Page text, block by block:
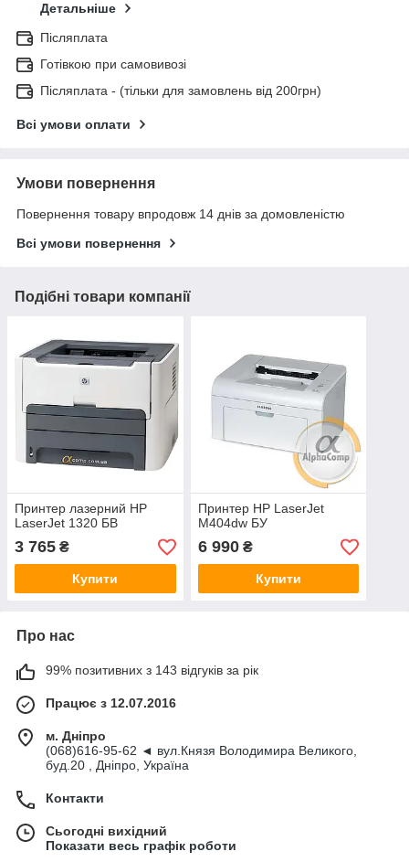
Детальніше
Післяплата
Готівкою при самовивозі
Післяплата - (тільки для замовлень від 200грн)
Всі умови оплати
Умови повернення
Повернення товару впродовж 14 днів за домовленістю
Всі умови повернення
Подібні товари компанії
Принтер лазерний HP
LaserJet 1320 БВ
3 765 ₴
Купити
Принтер HP LaserJet
M404dw БУ
6 990₴
Купити
Про нас
99% позитивних з 143 відгуків за рік
Працює з 12.07.2016
м. Дніпро
(068)616-95-62 ◄ вул.Князя Володимира Великого,
буд.20 , Дніпро, Україна
Контакти
Сьогодні вихідний
Показати весь графік роботи